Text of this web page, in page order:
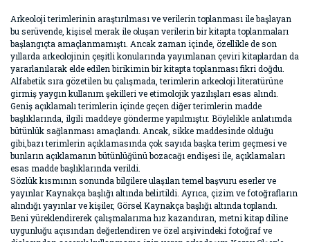
Arkeoloji terimlerinin araştırılması ve verilerin toplanması ile başlayan
bu serüvende, kişisel merak ile oluşan verilerin bir kitapta toplanmaları
başlangıçta amaçlanmamıştı. Ancak zaman içinde, özellikle de son
yıllarda arkeolojinin çeşitli konularında yayımlanan çeviri kitaplardan da
yararlanılarak elde edilen birikimin bir kitapta toplanması fikri doğdu.
Alfabetik sıra gözetilen bu çalışmada, terimlerin arkeoloji literatürüne
girmiş yaygın kullanım şekilleri ve etimolojik yazılışları esas alındı.
Geniş açıklamalı terimlerin içinde geçen diğer terimlerin madde
başlıklarında, ilgili maddeye gönderme yapılmıştır. Böylelikle anlatımda
bütünlük sağlanması amaçlandı. Ancak, sikke maddesinde olduğu
gibi,bazı terimlerin açıklamasında çok sayıda başka terim geçmesi ve
bunların açıklamanın bütünlüğünü bozacağı endişesi ile, açıklamaları
esas madde başlıklarında verildi.
Sözlük kısmının sonunda bilgilere ulaşılan temel başvuru eserler ve
yayınlar Kaynakça başlığı altında belirtildi. Ayrıca, çizim ve fotoğrafların
alındığı yayınlar ve kişiler, Görsel Kaynakça başlığı altında toplandı.
Beni yüreklendirerek çalışmalarıma hız kazandıran, metni kitap diline
uygunluğu açısından değerlendiren ve özel arşivindeki fotoğraf ve